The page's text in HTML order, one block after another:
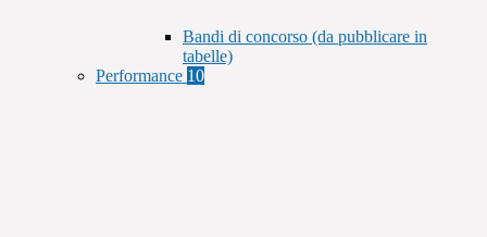
Bandi di concorso (da pubblicare in
tabelle)
Performance 10